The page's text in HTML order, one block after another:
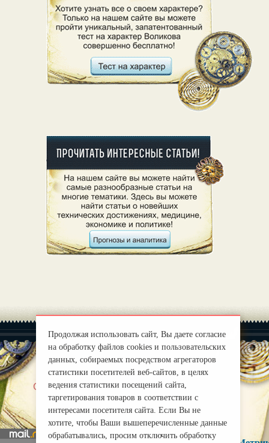
О нас |
mirprognoz@mail.ru
Продолжая использовать сайт, Вы даете согласие
на обработку файлов cookies и пользовательских
данных, собираемых посредством агрегаторов
статистики посетителей веб-сайтов, в целях
ведения статистики посещений сайта,
таргетирования товаров в соответствии с
интересами посетителя сайта. Если Вы не
хотите, чтобы Ваши вышеперечисленные данные
обрабатывались, просим отключить обработку